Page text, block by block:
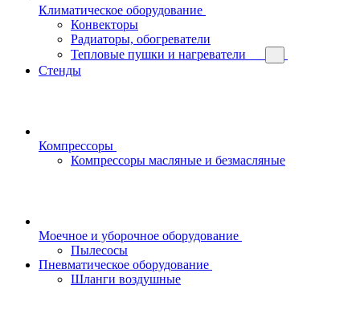
Климатическое оборудование
Конвекторы
Радиаторы, обогреватели
Тепловые пушки и нагреватели
Стенды
Компрессоры
Компрессоры масляные и безмасляные
Моечное и уборочное оборудование
Пылесосы
Пневматическое оборудование
Шланги воздушные